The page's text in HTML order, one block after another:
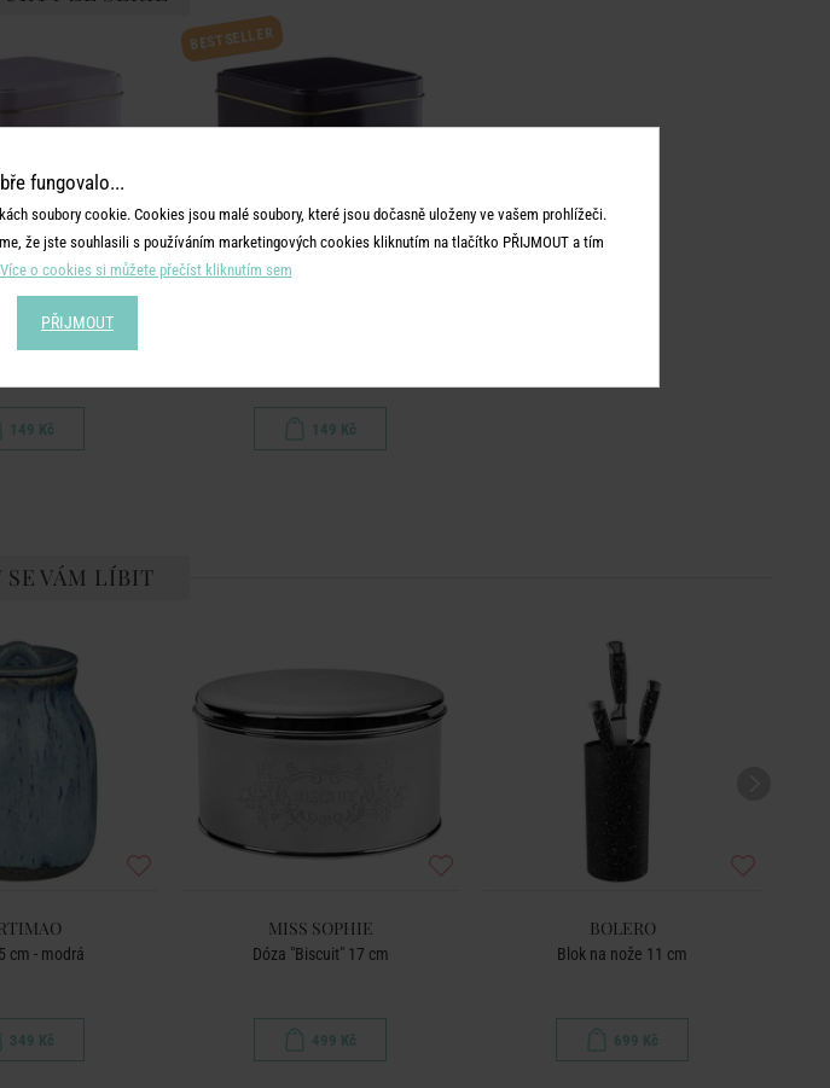
149 Kč
BESTSELLER
149 Kč
SE VÁM LÍBIT
cm - modrá
349 Kč
MISS SOPHIE
Dóza "Biscuit" 17 cm
499 Kč
BOLERO
Blok na nože 11 cm
699 Kč
fungovalo...
soubory cookie. Cookies jsou malé soubory, které jsou dočasně uloženy ve vašem prohlížeči.
že jste souhlasili s používáním marketingových cookies kliknutím na tlačítko PŘIJMOUT a tím
Více o cookies si můžete přečíst kliknutím sem
PŘIJMOUT